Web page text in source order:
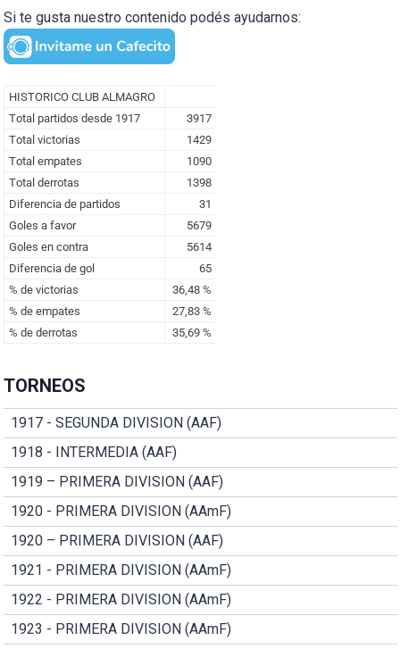
Si te gusta nuestro contenido podés ayudarnos:
TORNEOS
1917 - SEGUNDA DIVISION (AAF)
1918 - INTERMEDIA (AAF)
1919 – PRIMERA DIVISION (AAF)
1920 - PRIMERA DIVISION (AAmF)
1920 – PRIMERA DIVISION (AAF)
1921 - PRIMERA DIVISION (AAmF)
1922 - PRIMERA DIVISION (AAmF)
1923 - PRIMERA DIVISION (AAmF)